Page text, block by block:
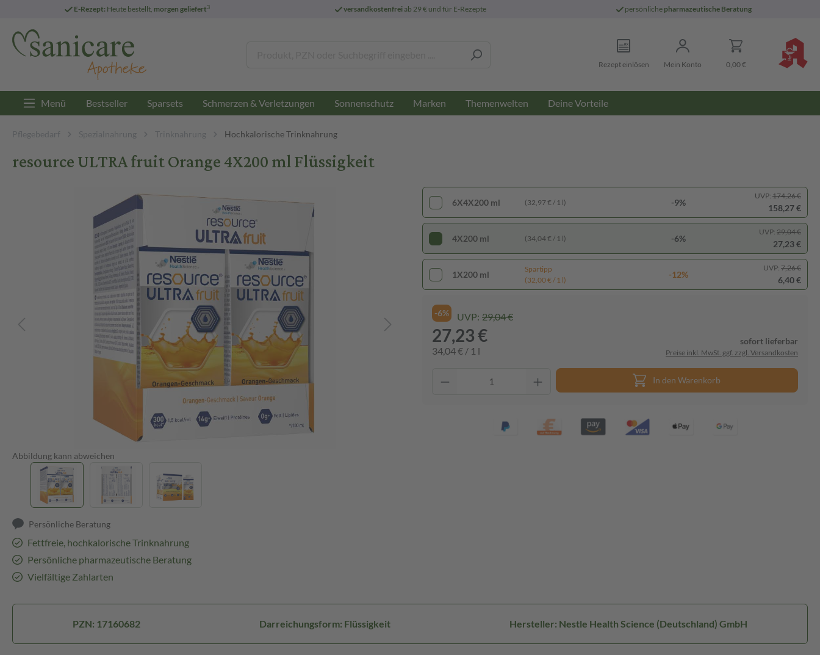
E-Rezept: Heute bestellt, morgen geliefert3 versandkostenfreiab 29 € und für E-Rezepte persönliche pharmazeutische Beratung
Rezept einlösen Mein Konto 0,00 €
Menü Bestseller Sparsets Schmerzen & Verletzungen Sonnenschutz Marken Themenwelten Deine Vorteile
Pflegebedarf Spezialnahrung Trinknahrung Hochkalorische Trinknahrung
resource ULTRA fruit Orange 4X200 ml Flüssigkeit
Abbildung kann abweichen
Persönliche Beratung
Fettfreie, hochkalorische Trinknahrung
Persönliche pharmazeutische Beratung
Vielfältige Zahlarten
6X4X200 ml (32,97 € / 1 l) -9%
UVP: 174,26 €
158,27 €
4X200 ml (34,04 € / 1 l) -6%
UVP: 29,04 €
27,23 €
1X200 ml
Spartipp
(32,00 € / 1 l)
-12%
UVP: 7,26 €
6,40 €
-6% UVP: 29,04 €
27,23 €
34,04 € / 1 l
sofort lieferbar
Preise inkl. MwSt. ggf. zzgl. Versandkosten
In den Warenkorb
PZN: 17160682 Darreichungsform: Flüssigkeit Hersteller: Nestle Health Science (Deutschland) GmbH